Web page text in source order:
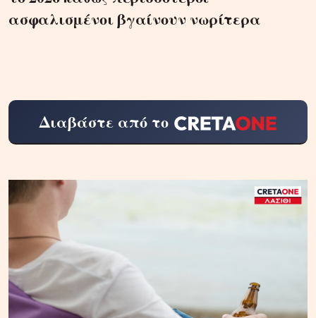
ασφαλισμένοι βγαίνουν νωρίτερα
Διαβάστε από το